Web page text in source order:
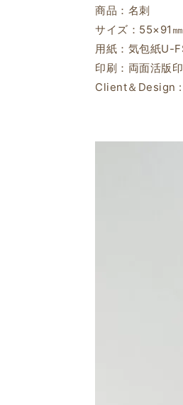
商品：名刺
サイズ：55×91㎜
用紙：気包紙U-
印刷：両面活版
Client＆Design :